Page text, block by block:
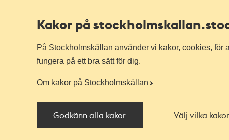
Kakor på stockholmskallan
På Stockholmskällan använder vi kakor, cookies, för
fungera på ett bra sätt för dig.
Om kakor på Stockholmskällan
Godkänn alla kakor Välj vilka